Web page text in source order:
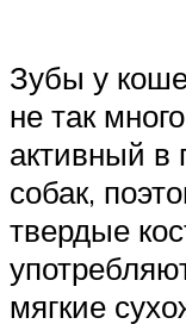
Зубы у
не так
активный в
собак,
твердые
мягкие